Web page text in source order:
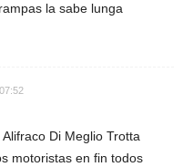
la sabe lunga
Di Meglio Trotta
motoristas en fin todos